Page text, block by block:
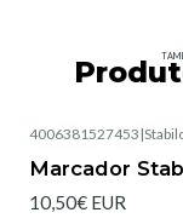
4006381527453 |
Marcador
10,50€ EUR